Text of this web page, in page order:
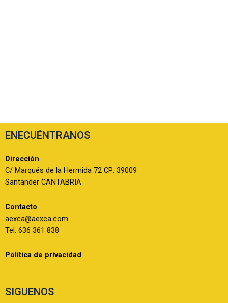
ENECUÉNTRANOS
Dirección
C/ Marqués de la Hermida 72 CP: 39009
Santander CANTABRIA
Contacto
aexca@aexca.com
Tel. 636 361 838
Política de privacidad
SIGUENOS